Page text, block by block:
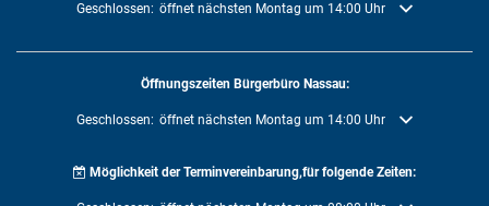
Klicken, um weitere Öffnungs- oder Schließzeiten auszublenden
Geschlossen: öffnet nächsten Montag um 14:00 Uhr
Öffnungszeiten Bürgerbüro Nassau:
Klicken, um weitere Öffnungs- oder Schließzeiten auszublenden
Geschlossen: öffnet nächsten Montag um 14:00 Uhr
Möglichkeit der Terminvereinbarung,für folgende Zeiten: